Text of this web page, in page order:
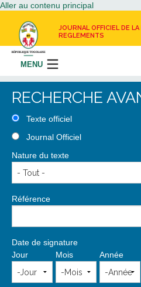
Aller au contenu principal
JOURNAL OFFICIEL DE
REGLEMENTS
MENU
LE JOURNAL OFFICIEL
RECEVOIR LE JOURNAL OFFICIEL
NOUS CONTACTER
RECHERCHE
Texte officiel
Journal Officiel
Nature du texte
Référence
Date de signature
Jour
Mois Année